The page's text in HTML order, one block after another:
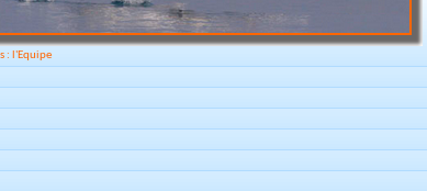
: l'Equipe